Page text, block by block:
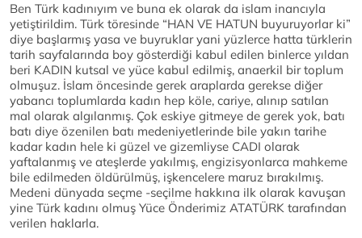
Ben Türk kadınıyım ve buna ek olarak da islam inancıyla
yetiştirildim. Türk töresinde “HAN VE HATUN buyuruyorlar ki”
diye başlarmış yasa ve buyruklar yani yüzlerce hatta türklerin
tarih sayfalarında boy gösterdiği kabul edilen binlerce yıldan
beri KADIN kutsal ve yüce kabul edilmiş, anaerkil bir toplum
olmuşuz. İslam öncesinde gerek araplarda gerekse diğer
yabancı toplumlarda kadın hep köle, cariye, alınıp satılan
mal olarak algılanmış. Çok eskiye gitmeye de gerek yok, batı
batı diye özenilen batı medeniyetlerinde bile yakın tarihe
kadar kadın hele ki güzel ve gizemliyse CADI olarak
yaftalanmış ve ateşlerde yakılmış, engizisyonlarca mahkeme
bile edilmeden öldürülmüş, işkencelere maruz bırakılmış.
Medeni dünyada seçme -seçilme hakkına ilk olarak kavuşan
yine Türk kadını olmuş Yüce Önderimiz ATATÜRK tarafından
verilen haklarla.